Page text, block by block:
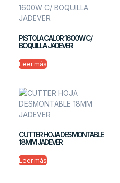
PISTOLA CALOR 1600W C/
BOQUILLA JADEVER
Leer más
CUTTER HOJA DESMONTABLE
18MM JADEVER
Leer más